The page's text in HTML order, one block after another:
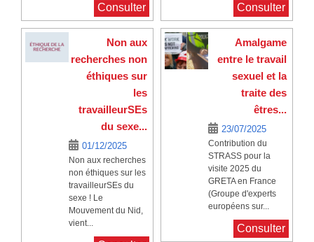
Consulter Consulter
Non aux
recherches non
éthiques sur
les
travailleurSEs
du sexe...
01/12/2025
Non aux recherches
non éthiques sur les
travailleurSEs du
sexe ! Le
Mouvement du Nid,
vient...
Amalgame
entre le travail
sexuel et la
traite des
êtres...
23/07/2025
Contribution du
STRASS pour la
visite 2025 du
GRETA en France
(Groupe d'experts
européens sur...
Consulter